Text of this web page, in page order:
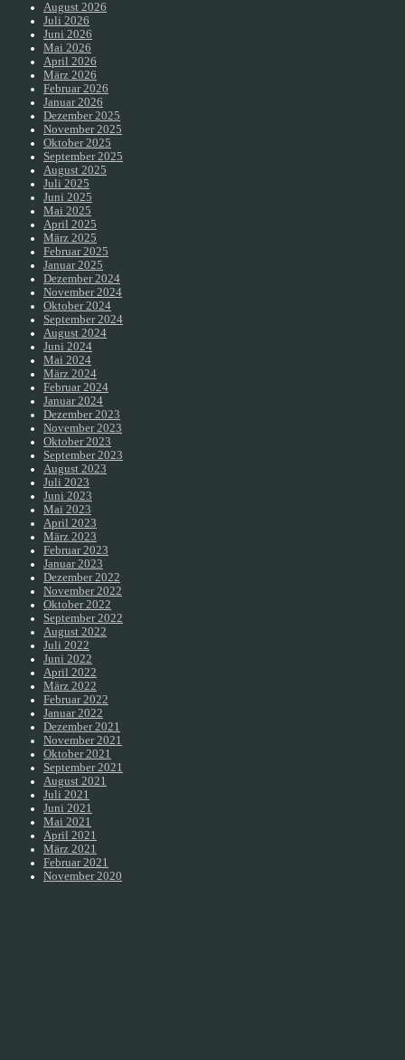
August 2026
Juli 2026
Juni 2026
Mai 2026
April 2026
März 2026
Februar 2026
Januar 2026
Dezember 2025
November 2025
Oktober 2025
September 2025
August 2025
Juli 2025
Juni 2025
Mai 2025
April 2025
März 2025
Februar 2025
Januar 2025
Dezember 2024
November 2024
Oktober 2024
September 2024
August 2024
Juni 2024
Mai 2024
März 2024
Februar 2024
Januar 2024
Dezember 2023
November 2023
Oktober 2023
September 2023
August 2023
Juli 2023
Juni 2023
Mai 2023
April 2023
März 2023
Februar 2023
Januar 2023
Dezember 2022
November 2022
Oktober 2022
September 2022
August 2022
Juli 2022
Juni 2022
April 2022
März 2022
Februar 2022
Januar 2022
Dezember 2021
November 2021
Oktober 2021
September 2021
August 2021
Juli 2021
Juni 2021
Mai 2021
April 2021
März 2021
Februar 2021
November 2020